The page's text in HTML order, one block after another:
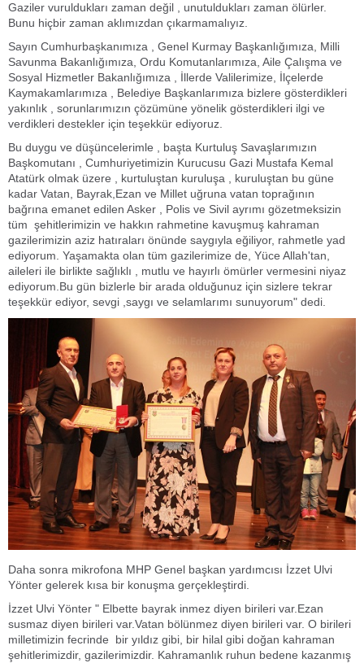
Gaziler vuruldukları zaman değil , unutuldukları zaman ölürler.
Bunu hiçbir zaman aklımızdan çıkarmamalıyız.
Sayın Cumhurbaşkanımıza , Genel Kurmay Başkanlığımıza, Milli
Savunma Bakanlığımıza, Ordu Komutanlarımıza, Aile Çalışma ve
Sosyal Hizmetler Bakanlığımıza , İllerde Valilerimize, İlçelerde
Kaymakamlarımıza , Belediye Başkanlarımıza bizlere gösterdikleri
yakınlık , sorunlarımızın çözümüne yönelik gösterdikleri ilgi ve
verdikleri destekler için teşekkür ediyoruz.
Bu duygu ve düşüncelerimle , başta Kurtuluş Savaşlarımızın
Başkomutanı , Cumhuriyetimizin Kurucusu Gazi Mustafa Kemal
Atatürk olmak üzere , kurtuluştan kuruluşa , kuruluştan bu güne
kadar Vatan, Bayrak,Ezan ve Millet uğruna vatan toprağının
bağrına emanet edilen Asker , Polis ve Sivil ayrımı gözetmeksizin
tüm şehitlerimizin ve hakkın rahmetine kavuşmuş kahraman
gazilerimizin aziz hatıraları önünde saygıyla eğiliyor, rahmetle yad
ediyorum. Yaşamakta olan tüm gazilerimize de, Yüce Allah'tan,
aileleri ile birlikte sağlıklı , mutlu ve hayırlı ömürler vermesini niyaz
ediyorum.Bu gün bizlerle bir arada olduğunuz için sizlere tekrar
teşekkür ediyor, sevgi ,saygı ve selamlarımı sunuyorum" dedi.
Daha sonra mikrofona MHP Genel başkan yardımcısı İzzet Ulvi
Yönter gelerek kısa bir konuşma gerçekleştirdi.
İzzet Ulvi Yönter " Elbette bayrak inmez diyen birileri var.Ezan
susmaz diyen birileri var.Vatan bölünmez diyen birileri var. O birileri
milletimizin fecrinde bir yıldız gibi, bir hilal gibi doğan kahraman
şehitlerimizdir, gazilerimizdir. Kahramanlık ruhun bedene kazanmış